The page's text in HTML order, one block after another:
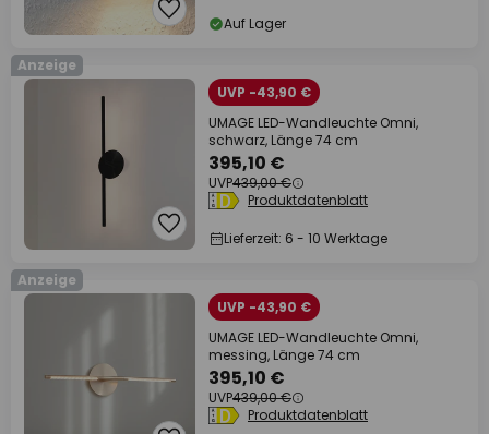
Auf Lager
Anzeige
UVP -43,90 €
UMAGE LED-Wandleuchte Omni,
schwarz, Länge 74 cm
395,10 €
UVP439,00 €
Produktdatenblatt
Lieferzeit: 6 - 10 Werktage
Anzeige
UVP -43,90 €
UMAGE LED-Wandleuchte Omni,
messing, Länge 74 cm
395,10 €
UVP439,00 €
Produktdatenblatt